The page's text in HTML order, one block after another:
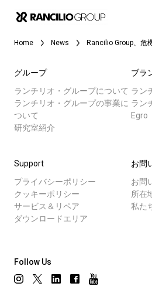
Home News Rancilio Group、危
グループ
ランチリオ・グループについて
ランチリオ・グループの事業に
ついて
研究室紹介
ブラ
ラン
ラン
Egro
Support
プライバシーポリシー
クッキーポリシー
サービス＆リペア
ダウンロードエリア
お問
お問
所在
私た
Follow Us